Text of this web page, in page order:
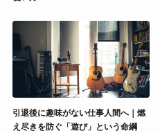
引退後に趣味がない仕事人間へ｜燃
え尽きを防ぐ「遊び」という命綱